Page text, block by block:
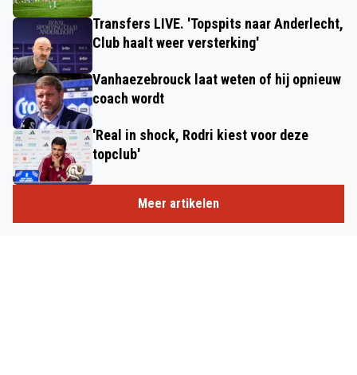
Transfers LIVE. 'Topspits naar Anderlecht,
Club haalt weer versterking'
Vanhaezebrouck laat weten of hij opnieuw
coach wordt
'Real in shock, Rodri kiest voor deze
topclub'
Meer artikelen